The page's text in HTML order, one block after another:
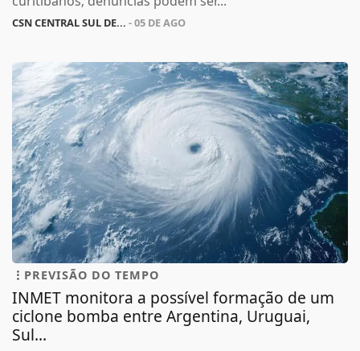
CSN CENTRAL SUL DE... - 05 DE AGO
PREVISÃO DO TEMPO
INMET monitora a possível formação de um
ciclone bomba entre Argentina, Uruguai,
Sul...